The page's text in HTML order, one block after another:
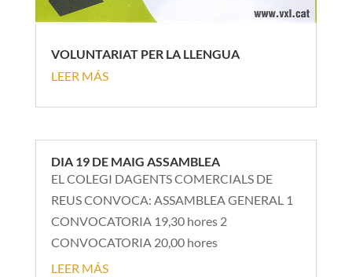
VOLUNTARIAT PER LA LLENGUA
LEER MÁS
DIA 19 DE MAIG ASSAMBLEA
EL COLEGI DAGENTS COMERCIALS DE
REUS CONVOCA: ASSAMBLEA GENERAL 1
CONVOCATORIA 19,30 hores 2
CONVOCATORIA 20,00 hores
LEER MÁS